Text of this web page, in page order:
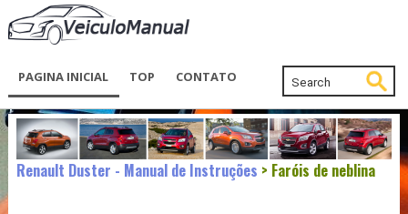
PAGINA INICIAL TOP CONTATO
Renault Duster - Manual de Instruções > Faróis de neblina